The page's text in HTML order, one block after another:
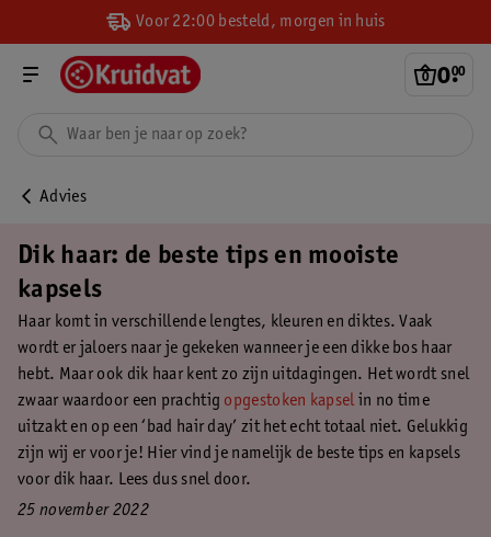
Voor 22:00 besteld, morgen in huis
0.
00
Advies
Dik haar: de beste tips en mooiste
kapsels
Haar komt in verschillende lengtes, kleuren en diktes. Vaak
wordt er jaloers naar je gekeken wanneer je een dikke bos haar
hebt. Maar ook dik haar kent zo zijn uitdagingen. Het wordt snel
zwaar waardoor een prachtig opgestoken kapsel in no time
uitzakt en op een ‘bad hair day’ zit het echt totaal niet. Gelukkig
zijn wij er voor je! Hier vind je namelijk de beste tips en kapsels
voor dik haar. Lees dus snel door.
25 november 2022